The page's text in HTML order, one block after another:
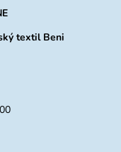
textil Beni